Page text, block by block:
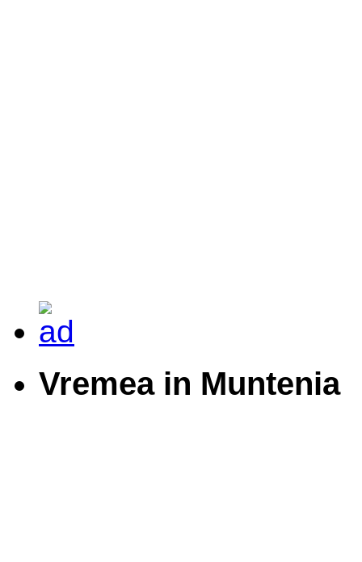
Vremea in Muntenia